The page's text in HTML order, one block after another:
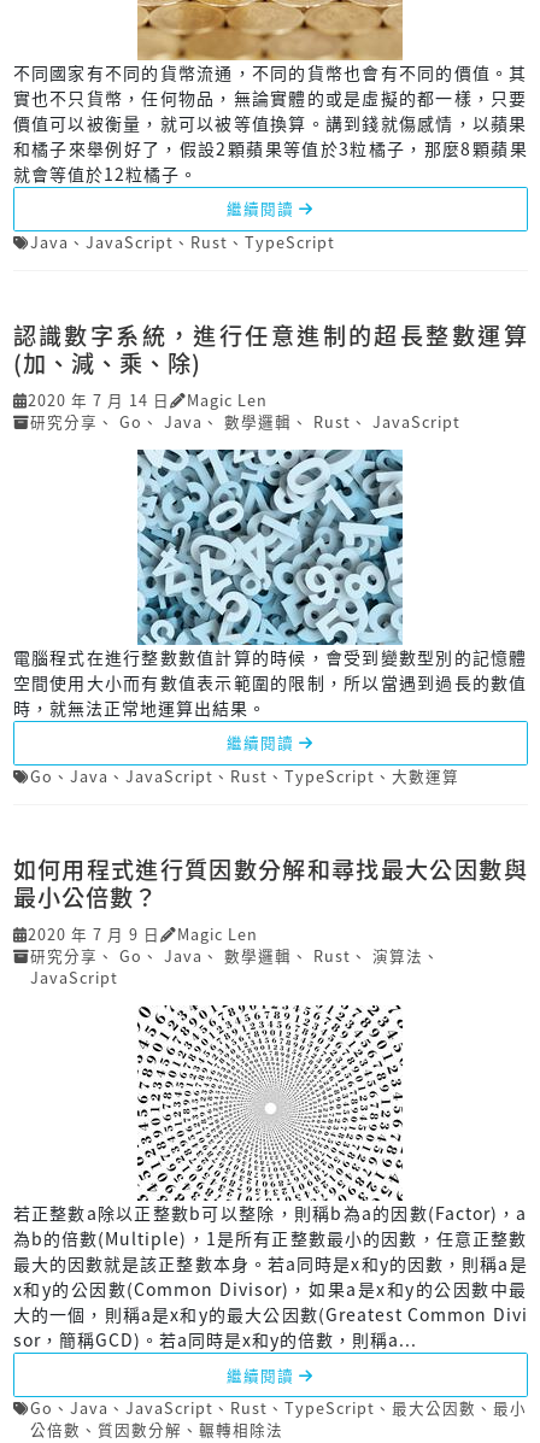
不同國家有不同的貨幣流通，不同的貨幣也會有不同的價值。其
實也不只貨幣，任何物品，無論實體的或是虛擬的都一樣，只要
價值可以被衡量，就可以被等值換算。講到錢就傷感情，以蘋果
和橘子來舉例好了，假設2顆蘋果等值於3粒橘子，那麼8顆蘋果
就會等值於12粒橘子。
繼續閱讀
Java 、 JavaScript 、 Rust 、 TypeScript
認識數字系統，進行任意進制的超長整數運算
(加、減、乘、除)
2020 年 7 月 14 日
Magic Len
研究分享 、 Go 、 Java 、 數學邏輯 、 Rust 、 JavaScript
電腦程式在進行整數數值計算的時候，會受到變數型別的記憶體
空間使用大小而有數值表示範圍的限制，所以當遇到過長的數值
時，就無法正常地運算出結果。
繼續閱讀
Go 、 Java 、 JavaScript 、 Rust 、 TypeScript 、 大數運算
如何用程式進行質因數分解和尋找最大公因數與
最小公倍數？
2020 年 7 月 9 日
Magic Len
研究分享 、 Go 、 Java 、 數學邏輯 、 Rust 、 演算法 、
JavaScript
若正整數a除以正整數b可以整除，則稱b為a的因數(Factor)，a
為b的倍數(Multiple)，1是所有正整數最小的因數，任意正整數
最大的因數就是該正整數本身。若a同時是x和y的因數，則稱a是
x和y的公因數(Common Divisor)，如果a是x和y的公因數中最
大的一個，則稱a是x和y的最大公因數(Greatest Common Divi
sor，簡稱GCD)。若a同時是x和y的倍數，則稱a...
繼續閱讀
Go 、 Java 、 JavaScript 、 Rust 、 TypeScript 、 最大公因數 、 最小
公倍數 、 質因數分解 、 輾轉相除法